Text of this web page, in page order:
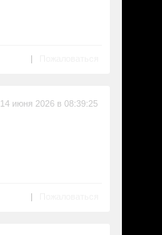
|
14 июня 2026 в 08:39:25
|